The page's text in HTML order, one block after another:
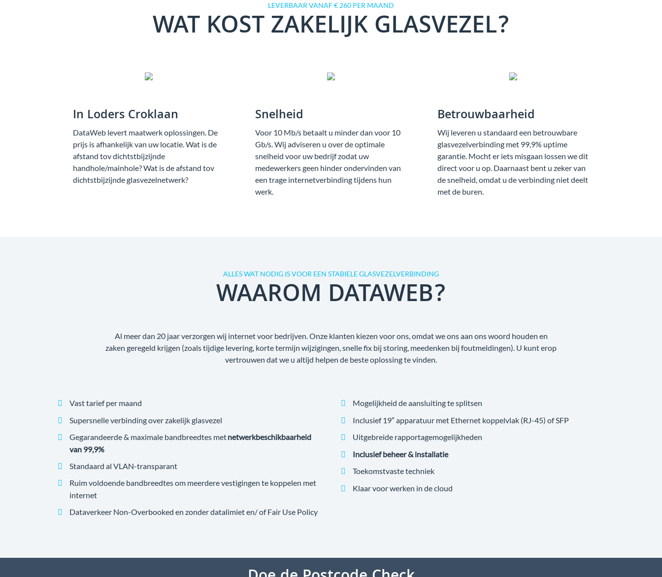
LEVERBAAR VANAF € 260 PER MAAND
WAT KOST ZAKELIJK GLASVEZEL?
In Loders Croklaan
DataWeb levert maatwerk oplossingen. De
prijs is afhankelijk van uw locatie. Wat is de
afstand tov dichtstbijzijnde
handhole/mainhole? Wat is de afstand tov
dichtstbijzijnde glasvezelnetwerk?
Snelheid
Voor 10 Mb/s betaalt u minder dan voor 10
Gb/s. Wij adviseren u over de optimale
snelheid voor uw bedrijf zodat uw
medewerkers geen hinder ondervinden van
een trage internetverbinding tijdens hun
werk.
Betrouwbaarheid
Wij leveren u standaard een betrouwbare
glasvezelverbinding met 99,9% uptime
garantie. Mocht er iets misgaan lossen we dit
direct voor u op. Daarnaast bent u zeker van
de snelheid, omdat u de verbinding niet deelt
met de buren.
ALLES WAT NODIG IS VOOR EEN STABIELE GLASVEZELVERBINDING
WAAROM DATAWEB?
Al meer dan 20 jaar verzorgen wij internet voor bedrijven. Onze klanten kiezen voor ons, omdat we ons aan ons woord houden en
zaken geregeld krijgen (zoals tijdige levering, korte termijn wijzigingen, snelle fix bij storing, meedenken bij foutmeldingen). U kunt erop
vertrouwen dat we u altijd helpen de beste oplossing te vinden.
Vast tarief per maand
Supersnelle verbinding over zakelijk glasvezel
Gegarandeerde & maximale bandbreedtes metnetwerkbeschikbaarheid
van 99,9%
Standaard al VLAN-transparant
Ruim voldoende bandbreedtes om meerdere vestigingen te koppelen met
internet
Dataverkeer Non-Overbooked en zonder datalimiet en/ of Fair Use Policy
Mogelijkheid de aansluiting te splitsen
Inclusief 19″ apparatuur met Ethernet koppelvlak (RJ-45) of SFP
Uitgebreide rapportagemogelijkheden
Inclusief beheer & installatie
Toekomstvaste techniek
Klaar voor werken in de cloud